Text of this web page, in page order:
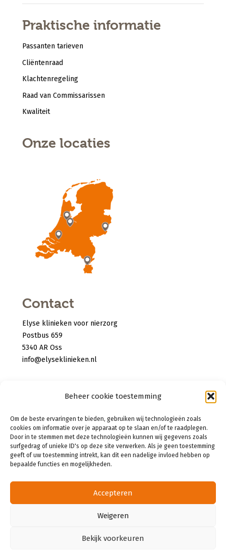
Beheer cookie toestemming
Om de beste ervaringen te bieden, gebruiken wij technologieën zoals
cookies om informatie over je apparaat op te slaan en/of te raadplegen.
Door in te stemmen met deze technologieën kunnen wij gegevens zoals
surfgedrag of unieke ID's op deze site verwerken. Als je geen toestemming
geeft of uw toestemming intrekt, kan dit een nadelige invloed hebben op
bepaalde functies en mogelijkheden.
Accepteren
Weigeren
Bekijk voorkeuren
Praktische informatie
Passanten tarieven
Cliëntenraad
Klachtenregeling
Raad van Commissarissen
Kwaliteit
Onze locaties
Contact
Elyse klinieken voor nierzorg
Postbus 659
5340 AR Oss
info@elyseklinieken.nl
Cookies